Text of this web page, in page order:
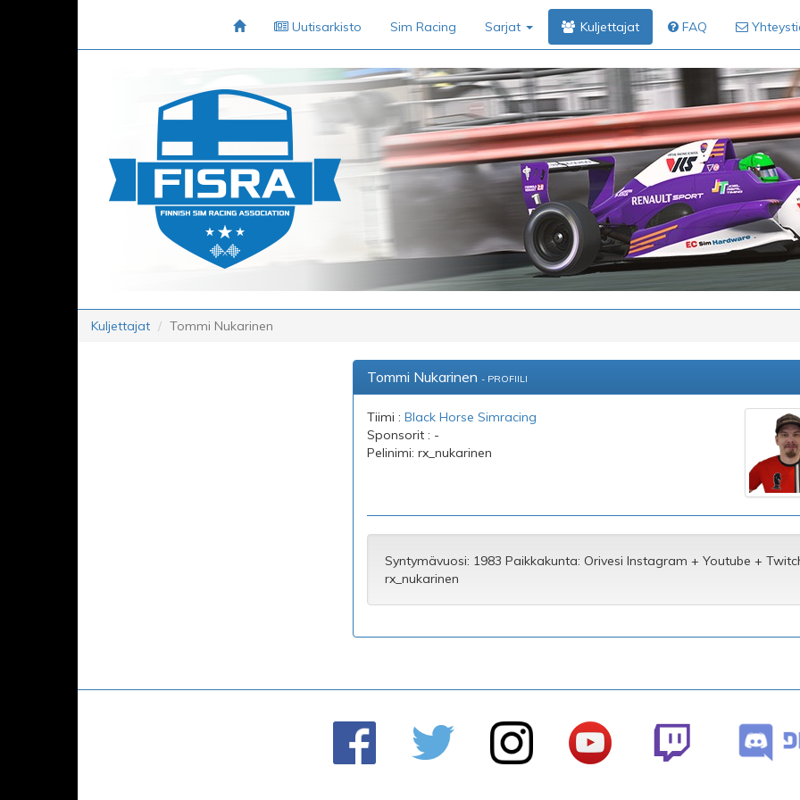
Uutisarkisto Sim Racing Sarjat Kuljettajat FAQ
Kuljettajat Tommi Nukarinen
Tommi Nukarinen - PROFIILI
Tiimi : Black Horse Simracing
Sponsorit : -
Pelinimi: rx_nukarinen
Syntymävuosi: 1983 Paikkakunta: Orivesi Instagram + Youtube +
rx_nukarinen